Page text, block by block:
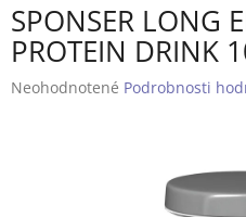
SPONSER LONG
PROTEIN DRINK
Priemerné
Neohodnotené Podrobnosti